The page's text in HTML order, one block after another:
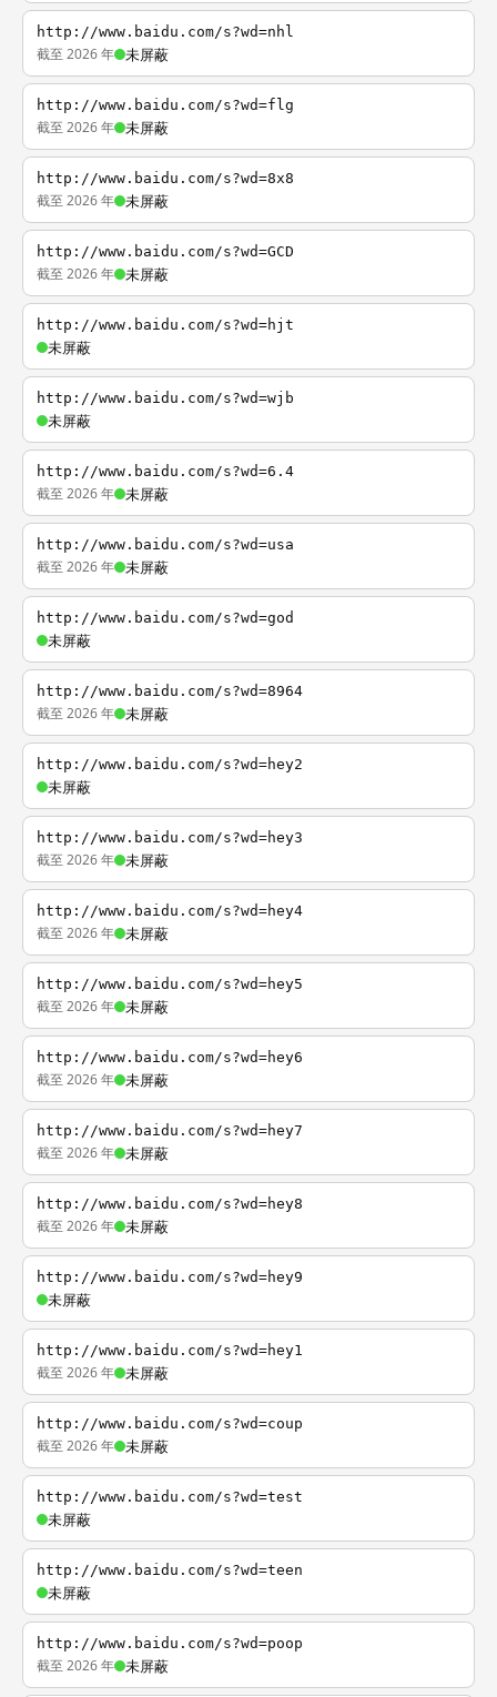
http://www.baidu.com/s?wd=nhl
截至 2026 年 未屏蔽
http://www.baidu.com/s?wd=flg
截至 2026 年 未屏蔽
http://www.baidu.com/s?wd=8x8
截至 2026 年 未屏蔽
http://www.baidu.com/s?wd=GCD
截至 2026 年 未屏蔽
http://www.baidu.com/s?wd=hjt
未屏蔽
http://www.baidu.com/s?wd=wjb
未屏蔽
http://www.baidu.com/s?wd=6.4
截至 2026 年 未屏蔽
http://www.baidu.com/s?wd=usa
截至 2026 年 未屏蔽
http://www.baidu.com/s?wd=god
未屏蔽
http://www.baidu.com/s?wd=8964
截至 2026 年 未屏蔽
http://www.baidu.com/s?wd=hey2
未屏蔽
http://www.baidu.com/s?wd=hey3
截至 2026 年 未屏蔽
http://www.baidu.com/s?wd=hey4
截至 2026 年 未屏蔽
http://www.baidu.com/s?wd=hey5
截至 2026 年 未屏蔽
http://www.baidu.com/s?wd=hey6
截至 2026 年 未屏蔽
http://www.baidu.com/s?wd=hey7
截至 2026 年 未屏蔽
http://www.baidu.com/s?wd=hey8
截至 2026 年 未屏蔽
http://www.baidu.com/s?wd=hey9
未屏蔽
http://www.baidu.com/s?wd=hey1
截至 2026 年 未屏蔽
http://www.baidu.com/s?wd=coup
截至 2026 年 未屏蔽
http://www.baidu.com/s?wd=test
未屏蔽
http://www.baidu.com/s?wd=teen
未屏蔽
http://www.baidu.com/s?wd=poop
截至 2026 年 未屏蔽